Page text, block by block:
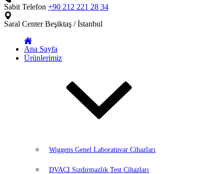
Sabit Telefon +90 212 221 28 34
Saral CenterBeşiktaş / İstanbul
Ana Sayfa
Ürünlerimiz
Wiggens Genel Laboratuvar Cihazları
DVACI Sızdırmazlık Test Cihazları